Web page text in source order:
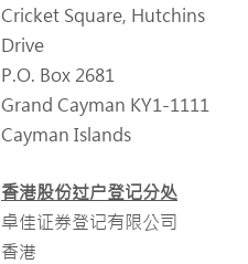
Cricket Square, Hutchins
Drive
P.O. Box 2681
Grand Cayman KY1-1111
Cayman Islands
香港股份过户登记分处
卓佳证券登记有限公司
香港